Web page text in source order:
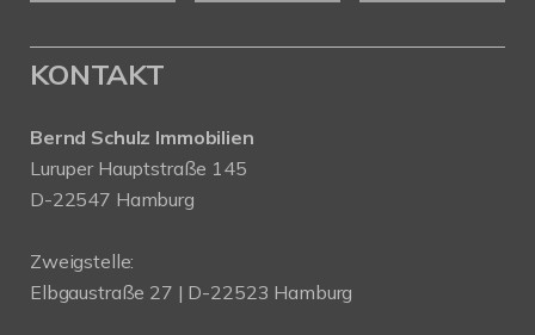
KONTAKT
Bernd Schulz Immobilien
Luruper Hauptstraße 145
D-22547 Hamburg
Zweigstelle:
Elbgaustraße 27 | D-22523 Hamburg